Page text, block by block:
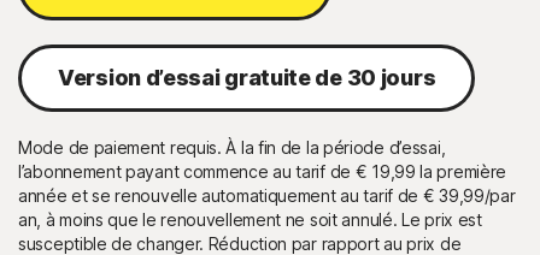
Version d’essai gratuite de 30 jours
Mode de paiement requis. À la fin de la période d’essai,
l’abonnement payant commence au tarif de € 19,99 la première
année et se renouvelle automatiquement au tarif de € 39,99/par
an, à moins que le renouvellement ne soit annulé. Le prix est
susceptible de changer. Réduction par rapport au prix de